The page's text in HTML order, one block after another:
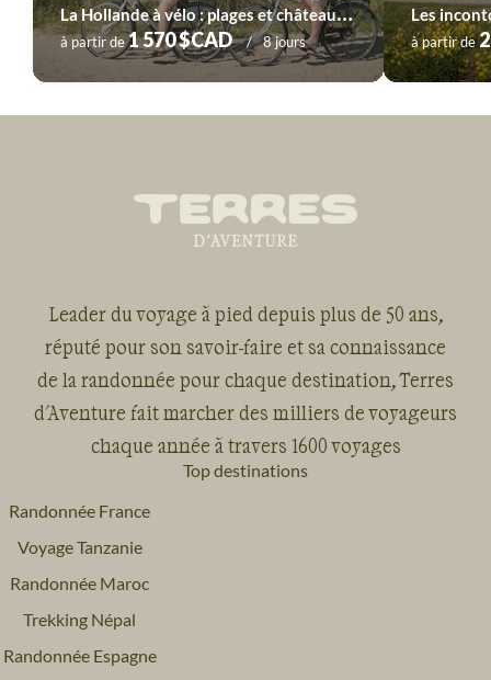
L
a Hollande à vélo : plages et châteaux en famille
à partir de1 570 $CAD 8 jours à partir de
Leader du voyage à pied depuis plus de 50 ans,
réputé pour son savoir-faire et sa connaissance
de la randonnée pour chaque destination, Terres
d'Aventure fait marcher des milliers de voyageurs
chaque année à travers 1600 voyages
Top destinations
Randonnée France
Voyage Tanzanie
Randonnée Maroc
Trekking Népal
Randonnée Espagne